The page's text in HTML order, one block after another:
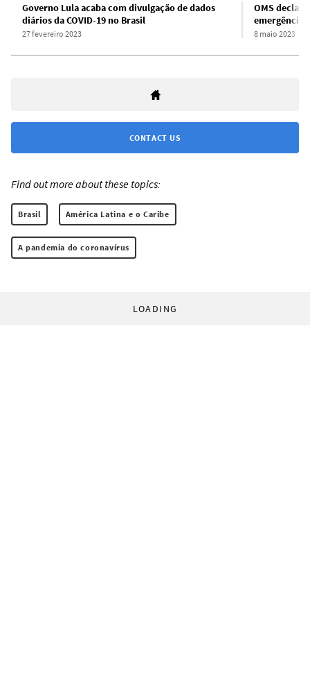
Governo Lula acaba com divulgação de dados
diários da COVID-19 no Brasil
27 fevereiro 2023
OMS
emergência
8 maio 2023
CONTACT US
Find out more about these topics:
Brasil América Latina e o Caribe
A pandemia do coronavírus
LOADING